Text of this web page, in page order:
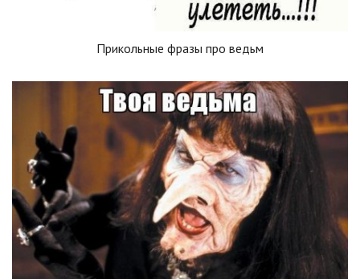
Прикольные фразы про ведьм